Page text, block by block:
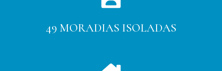
49 MORADIAS ISOLADAS